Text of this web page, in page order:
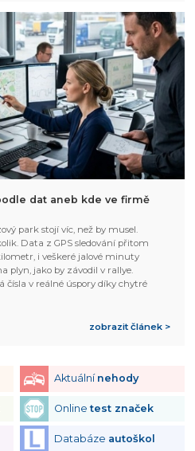
dat aneb kde ve firmě
park stojí víc, než by musel.
Data z GPS sledování přitom
i veškeré jalové minuty
plyn, jako by závodil v rallye.
čísla v reálné úspory díky chytré
zobrazit článek >
Aktuální nehody
Onlinetest značek
Databáze autoškol